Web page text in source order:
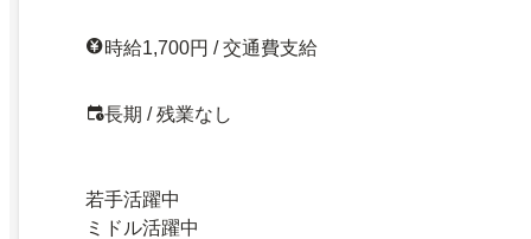
時給1,700円 / 交通費支給
長期 / 残業なし
若手活躍中
ミドル活躍中